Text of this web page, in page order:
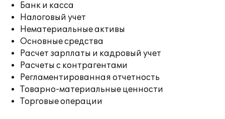
Банк и касса
Налоговый учет
Нематериальные активы
Основные средства
Расчет зарплаты и кадровый учет
Расчеты с контрагентами
Регламентированная отчетность
Товарно-материальные ценности
Торговые операции